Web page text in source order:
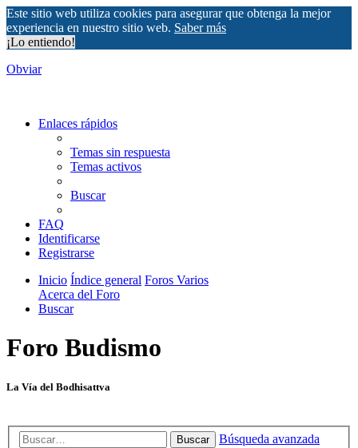
Este sitio web utiliza cookies para asegurar que obtenga la mejor
experiencia en nuestro sitio web. Saber más
¡Lo entiendo!
Obviar
Enlaces rápidos
Temas sin respuesta
Temas activos
Buscar
FAQ
Identificarse
Registrarse
Inicio Índice general Foros Varios
Acerca del Foro
Buscar
Foro Budismo
La Vía del Bodhisattva
Buscar Búsqueda avanzada